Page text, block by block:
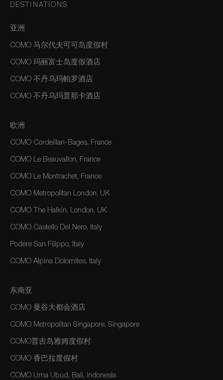
DESTINATIONS
亚洲
COMO 马尔代夫可可岛度假村
COMO 玛丽富士岛度假酒店
COMO 不丹乌玛帕罗酒店
COMO 不丹乌玛普那卡酒店
欧洲
COMO Cordeillan-Bages, France
COMO Le Beauvallon, France
COMO Le Montrachet, France
COMO Metropolitan London, UK
COMO The Halkin, London, UK
COMO Castello Del Nero, Italy
Podere San Filippo, Italy
COMO Alpina Dolomites, Italy
东南亚
COMO 曼谷大都会酒店
COMO Metropolitan Singapore, Singapore
COMO普吉岛雅姆度假村
COMO 香巴拉度假村
COMO Uma Ubud, Bali, Indonesia